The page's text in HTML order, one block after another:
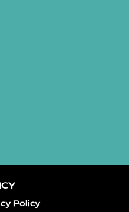
Policy